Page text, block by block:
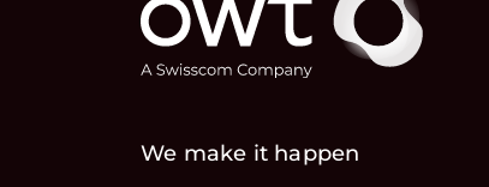
We make it happen